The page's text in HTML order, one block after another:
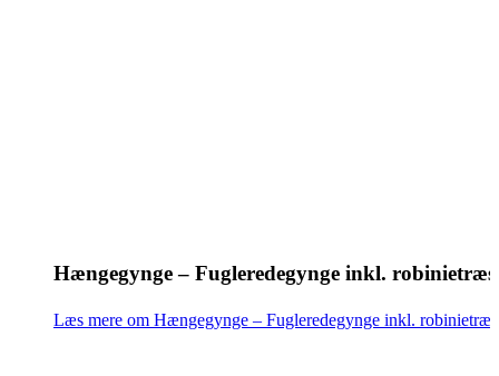
Hængegynge – Fugleredegynge inkl.
Læs mere om Hængegynge – Fugleredegynge inkl.